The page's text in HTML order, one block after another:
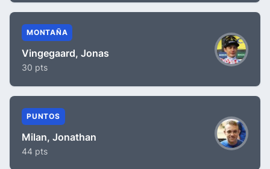
MONTAÑA
Vingegaard, Jonas
30 pts
PUNTOS
Milan, Jonathan
44 pts